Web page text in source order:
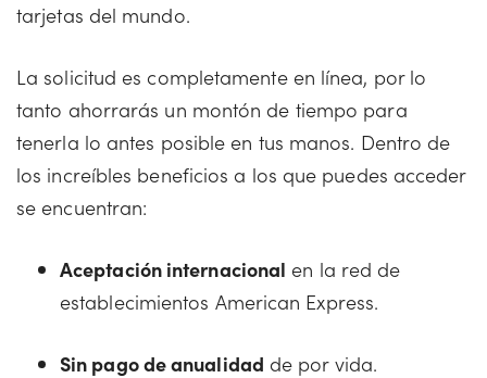
tarjetas del mundo.
La solicitud es completamente en línea, por lo
tanto ahorrarás un montón de tiempo para
tenerla lo antes posible en tus manos. Dentro de
los increíbles beneficios a los que puedes acceder
se encuentran:
Aceptación internacional en la red de
establecimientos American Express.
Sin pago de anualidad de por vida.